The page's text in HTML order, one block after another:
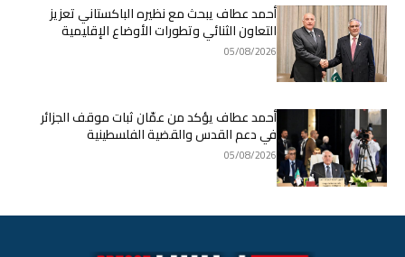
أحمد عطاف يبحث مع نظيره الباكستاني تعزيز
التعاون الثنائي وتطورات الأوضاع الإقليمية
05/08/2026
أحمد عطاف يؤكد من عمّان ثبات موقف الجزائر
في دعم القدس والقضية الفلسطينية
05/08/2026